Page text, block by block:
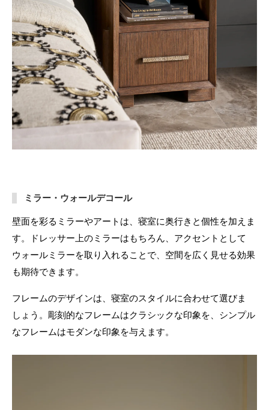
ミラー・ウォールデコール
壁面を彩るミラーやアートは、寝室に奥行きと個性を加えま
す。ドレッサー上のミラーはもちろん、アクセントとして
ウォールミラーを取り入れることで、空間を広く見せる効果
も期待できます。
フレームのデザインは、寝室のスタイルに合わせて選びま
しょう。彫刻的なフレームはクラシックな印象を、シンプル
なフレームはモダンな印象を与えます。